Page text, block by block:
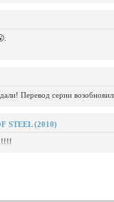
Перевод серии
STEEL (2010)